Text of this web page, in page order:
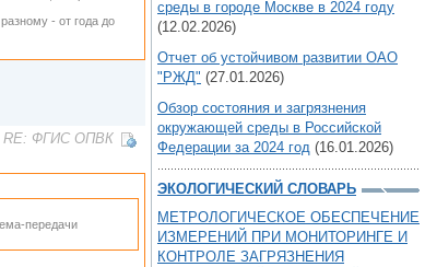
- от года до
RE: ФГИС ОПВК
передачи
среды в городе Москве в 2024 году
(12.02.2026)
Отчет об устойчивом развитии ОАО
"РЖД" (27.01.2026)
Обзор состояния и загрязнения
окружающей среды в Российской
Федерации за 2024 год (16.01.2026)
ЭКОЛОГИЧЕСКИЙ СЛОВАРЬ
МЕТРОЛОГИЧЕСКОЕ ОБЕСПЕЧЕНИЕ
ИЗМЕРЕНИЙ ПРИ МОНИТОРИНГЕ И
КОНТРОЛЕ ЗАГРЯЗНЕНИЯ